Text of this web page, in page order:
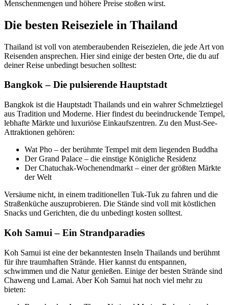
Menschenmengen und höhere Preise stoßen wirst.
Die besten Reiseziele in Thailand
Thailand ist voll von atemberaubenden Reisezielen, die jede Art von
Reisenden ansprechen. Hier sind einige der besten Orte, die du auf
deiner Reise unbedingt besuchen solltest:
Bangkok – Die pulsierende Hauptstadt
Bangkok ist die Hauptstadt Thailands und ein wahrer Schmelztiegel
aus Tradition und Moderne. Hier findest du beeindruckende Tempel,
lebhafte Märkte und luxuriöse Einkaufszentren. Zu den Must-See-
Attraktionen gehören:
Wat Pho – der berühmte Tempel mit dem liegenden Buddha
Der Grand Palace – die einstige Königliche Residenz
Der Chatuchak-Wochenendmarkt – einer der größten Märkte
der Welt
Versäume nicht, in einem traditionellen Tuk-Tuk zu fahren und die
Straßenküche auszuprobieren. Die Stände sind voll mit köstlichen
Snacks und Gerichten, die du unbedingt kosten solltest.
Koh Samui – Ein Strandparadies
Koh Samui ist eine der bekanntesten Inseln Thailands und berühmt
für ihre traumhaften Strände. Hier kannst du entspannen,
schwimmen und die Natur genießen. Einige der besten Strände sind
Chaweng und Lamai. Aber Koh Samui hat noch viel mehr zu
bieten: